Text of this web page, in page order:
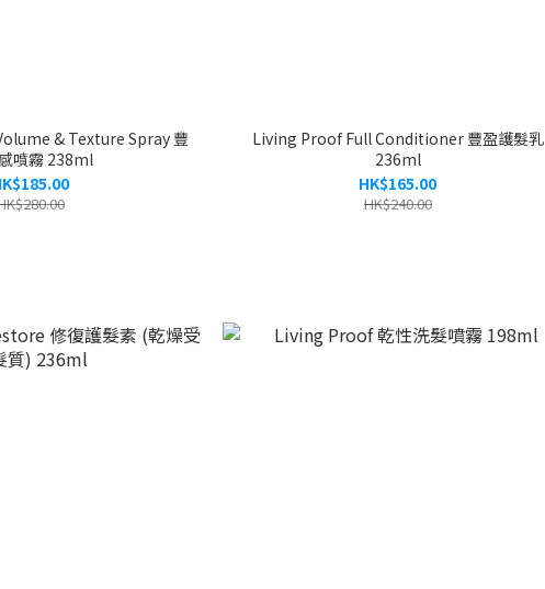
& Texture Spray 豐
噴霧 238ml
Living Proof Full Conditioner 豐盈護髮乳
236ml
HK$165.00
HK$240.00